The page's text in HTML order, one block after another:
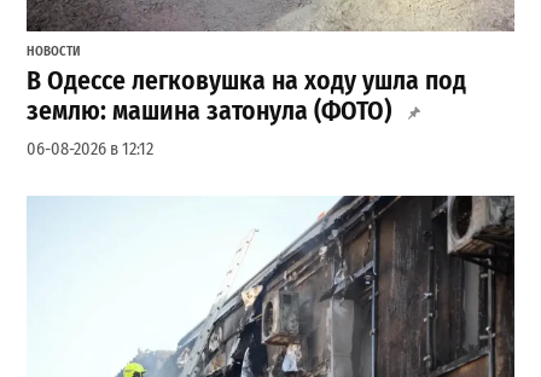
НОВОСТИ
В Одессе легковушка на ходу ушла под
землю: машина затонула (ФОТО)
06-08-2026 в 12:12